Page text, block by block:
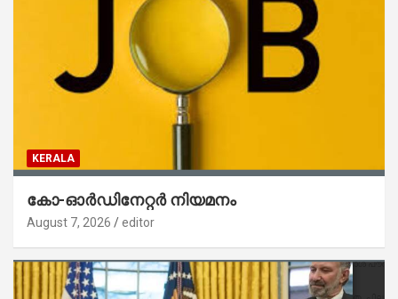
KERALA
കോ-ഓർഡിനേറ്റർ നിയമനം
August 7, 2026 editor